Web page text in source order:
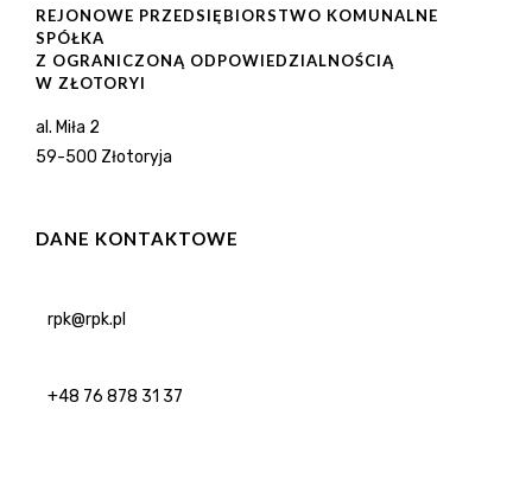
REJONOWE PRZEDSIĘBIORSTWO KOMUNALNE
SPÓŁKA
Z OGRANICZONĄ ODPOWIEDZIALNOŚCIĄ
W ZŁOTORYI
al. Miła 2
59-500 Złotoryja
DANE KONTAKTOWE
rpk@rpk.pl
+48 76 878 31 37